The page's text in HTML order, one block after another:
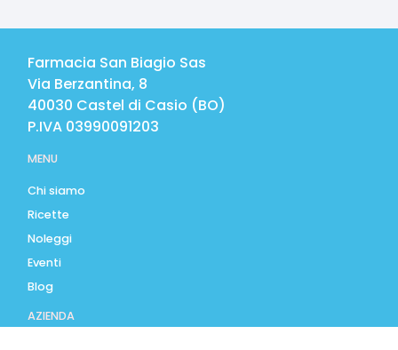
Farmacia San Biagio Sas
Via Berzantina, 8
40030 Castel di Casio (BO)
P.IVA 03990091203
MENU
Chi siamo
Ricette
Noleggi
Eventi
Blog
AZIENDA